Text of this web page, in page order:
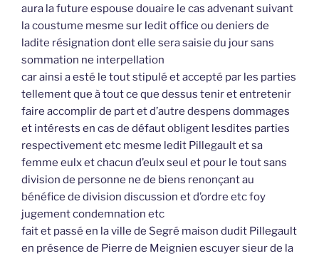
aura la future espouse douaire le cas advenant suivant
la coustume mesme sur ledit office ou deniers de
ladite résignation dont elle sera saisie du jour sans
sommation ne interpellation
car ainsi a esté le tout stipulé et accepté par les parties
tellement que à tout ce que dessus tenir et entretenir
faire accomplir de part et d’autre despens dommages
et intérests en cas de défaut obligent lesdites parties
respectivement etc mesme ledit Pillegault et sa
femme eulx et chacun d’eulx seul et pour le tout sans
division de personne ne de biens renonçant au
bénéfice de division discussion et d’ordre etc foy
jugement condemnation etc
fait et passé en la ville de Segré maison dudit Pillegault
en présence de Pierre de Meignien escuyer sieur de la